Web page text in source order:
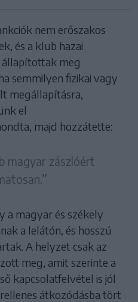
nem erőszakos
és a klub hazai
állapítottak meg
semmilyen fizikai vagy
megállapításra,
el
majd hozzátette:
magyar zászlóért
a magyar és székely
a lelátón, és hosszú
A helyzet csak az
meg, amit szerinte a
kapcsolatfelvétel is jól
átkozódásba tört